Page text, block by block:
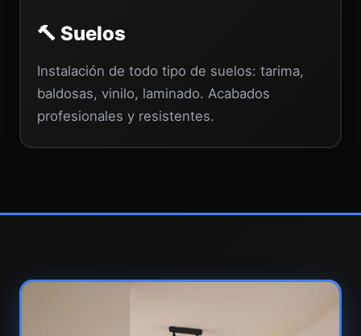
🔨 Suelos
Instalación de todo tipo de suelos: tarima,
baldosas, vinilo, laminado. Acabados
profesionales y resistentes.